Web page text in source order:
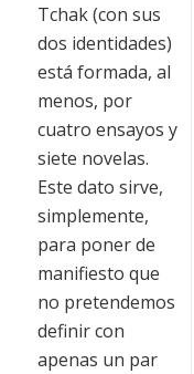
Tchak (con sus
dos identidades)
está formada, al
menos, por
cuatro ensayos y
siete novelas.
Este dato sirve,
simplemente,
para poner de
manifiesto que
no pretendemos
definir con
apenas un par